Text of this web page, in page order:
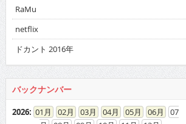
2026: 01 02 03 04 05 06
07
2025:01 02
08
09 10 11
12
2024 :01 02
2023: 01 02 03 04 05 06
07